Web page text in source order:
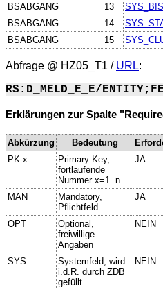
BSABGANG
13 SYS_BIS
BSABGANG
14
BSABGANG
15
Abfrage @ HZ05_T1 / URL:
RS:D_MELD_E_E/
Erklärungen zur Spalte
Abkürzung Bedeutung
PK-x
Primary Key,
fortlaufende
Nummer x=1..n
JA
MAN
Mandatory,
Pflichtfeld
JA
OPT
Optional,
freiwillige
Angaben
NEIN
SYS
Systemfeld, wird
i.d.R. durch ZDB
gefüllt
NEIN